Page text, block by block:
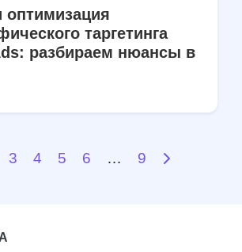
оптимизация
таргетинга
разбираем нюансы в
3 4 5 6 … 9